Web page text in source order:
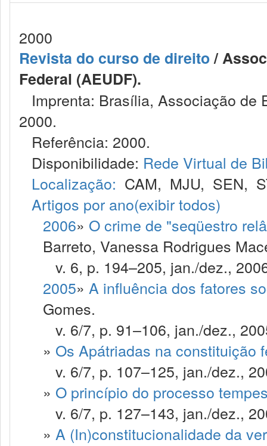
2000
Revista do curso de direito/
Federal (AEUDF).
Imprenta: Brasília, Associação de
2000.
Referência: 2000.
Disponibilidade: Rede Virtual de
Localização: CAM, MJU, SEN,
Artigos por ano(exibir todos)
2006» O crime de "seqüestro
Barreto, Vanessa Rodrigues
v. 6, p. 194–205, jan./dez.,
2005» A influência dos fatores
Gomes.
v. 6/7, p. 91–106, jan./dez.,
» Os Apátriadas na constituição
v. 6/7, p. 107–125, jan./dez.,
» O princípio do processo
v. 6/7, p. 127–143, jan./dez.,
» A (In)constitucionalidade da